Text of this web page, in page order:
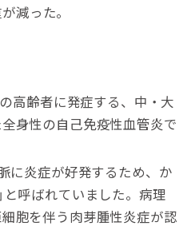
減った。
高齢者に発症する、中・大
身性の自己免疫性血管炎で
に炎症が好発するため、か
と呼ばれていました。病理
胞を伴う肉芽腫性炎症が認